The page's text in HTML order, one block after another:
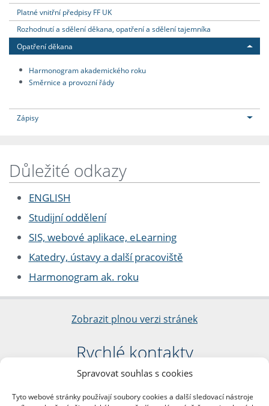
Spravovat souhlas s cookies
Tyto webové stránky používají soubory cookies a další sledovací nástroje
Platné vnitřní předpisy FF UK
Rozhodnutí a sdělení děkana, opatření a sdělení tajemníka
Opatření děkana
Harmonogram akademického roku
Směrnice a provozní řády
Zápisy
Důležité odkazy
ENGLISH
Studijní oddělení
SIS, webové aplikace, eLearning
Katedry, ústavy a další pracoviště
Harmonogram ak. roku
Zobrazit plnou verzi stránek
Rychlé kontakty
Filozofická fakulta
nám. Jana Palacha 1/2